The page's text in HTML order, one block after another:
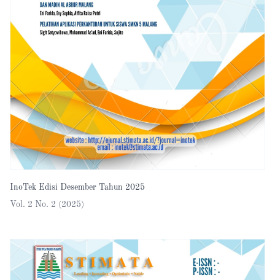
InoTek Edisi Desember Tahun 2025
Vol. 2 No. 2 (2025)